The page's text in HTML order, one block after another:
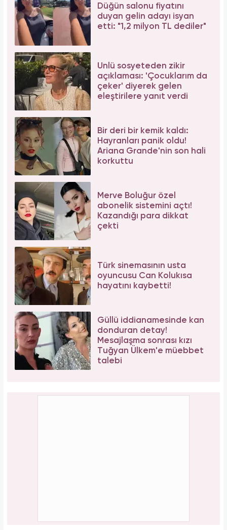
Düğün salonu fiyatını
duyan gelin adayı isyan
etti: "1,2 milyon TL dediler"
Ünlü sosyeteden zikir
açıklaması: 'Çocuklarım da
çeker' diyerek gelen
eleştirilere yanıt verdi
Bir deri bir kemik kaldı:
Hayranları panik oldu!
Ariana Grande'nin son hali
korkuttu
Merve Boluğur özel
abonelik sistemini açtı!
Kazandığı para dikkat
çekti
Türk sinemasının usta
oyuncusu Can Kolukısa
hayatını kaybetti!
Güllü iddianamesinde kan
donduran detay!
Mesajlaşma sonrası kızı
Tuğyan Ülkem'e müebbet
talebi